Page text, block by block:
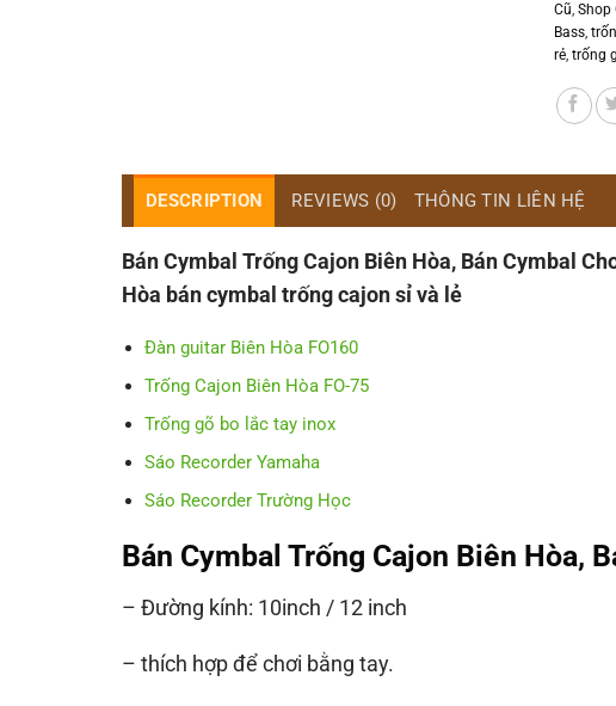
Cũ,Shop
Bass,
rẻ,trống
DESCRIPTION REVIEWS (0) THÔNG TIN LIÊN HỆ
Bán Cymbal Trống Cajon Biên Hòa, Bán Cymbal
Hòa bán cymbal trống cajon sỉ và lẻ
Đàn guitar Biên Hòa FO160
Trống Cajon Biên Hòa FO-75
Trống gõ bo lắc tay inox
Sáo Recorder Yamaha
Sáo Recorder Trường Học
Bán Cymbal Trống Cajon Biên Hòa,
– Đường kính: 10inch / 12 inch
– thích hợp để chơi bằng tay.